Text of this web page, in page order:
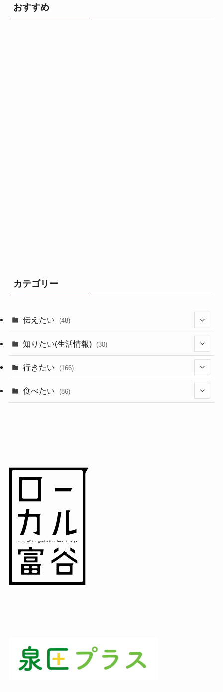
おすすめ
カテゴリー
伝えたい (48)
(44)
(1)
知りたい(生活情報) (30)
(10)
(11)
行きたい (166)
(18)
食べたい (86)